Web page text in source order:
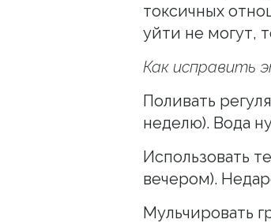
токсичных
уйти не могут,
Как исправить
Поливать
неделю). Вода
Использовать
вечером).
Мульчировать